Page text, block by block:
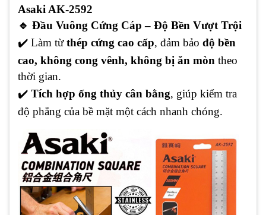
Asaki AK-2592
🔹 Đầu Vuông Cứng Cáp – Độ Bền Vượt Trội
✔ ️ Làm từthép cứng cao cấp, đảm bảo độ bền
cao, không cong vênh, không bị ăn mòn theo
thời gian.
✔ Tích hợp ống thủy cân bằng, giúp kiểm tra
độ phẳng của bề mặt một cách nhanh chóng.